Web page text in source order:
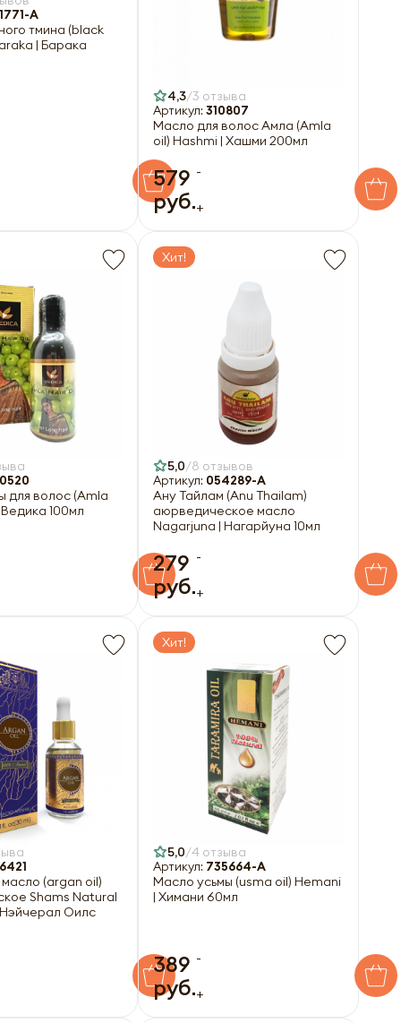
A
тмина (black
| Барака
4,3 3 отзыва
Артикул: 310807
Масло для волос Амла (Amla
oil) Hashmi | Хашми 200мл
579
руб.
-
+
для волос (Amla
| Ведика 100мл
Хит!
5,0 8 отзывов
Артикул: 054289-A
Ану Тайлам (Anu Thailam)
аюрведическое масло
Nagarjuna | Нагарйуна 10мл
279
руб.
-
+
(argan oil)
Shams Natural
Оилс
Хит!
5,0 4 отзыва
Артикул: 735664-A
Масло усьмы (usma oil) Hemani
| Химани 60мл
389
руб.
-
+